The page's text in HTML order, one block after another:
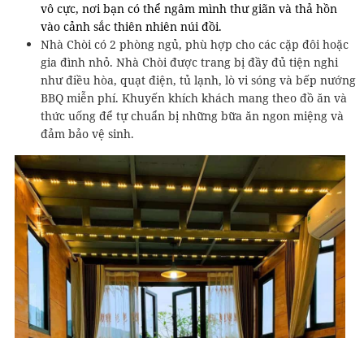
vô cực, nơi bạn có thể ngâm mình thư giãn và thả hồn
vào cảnh sắc thiên nhiên núi đồi.
Nhà Chòi có 2 phòng ngủ, phù hợp cho các cặp đôi hoặc
gia đình nhỏ. Nhà Chòi được trang bị đầy đủ tiện nghi
như điều hòa, quạt điện, tủ lạnh, lò vi sóng và bếp nướng
BBQ miễn phí. Khuyến khích khách mang theo đồ ăn và
thức uống để tự chuẩn bị những bữa ăn ngon miệng và
đảm bảo vệ sinh.